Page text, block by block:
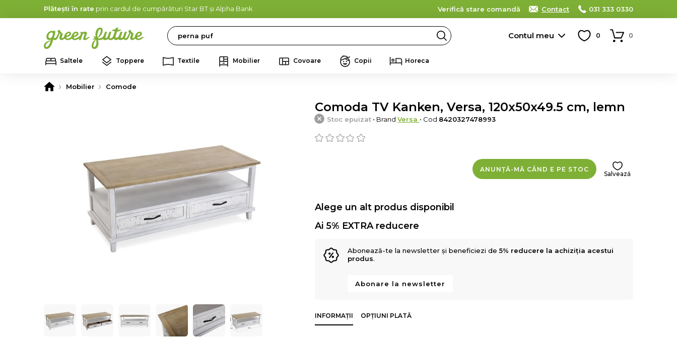
Plătești în rate prin cardul de cumpărături Star BT și Alpha Bank Verifică stare comandă Contact 031 333 0330
Search Contul meu 0 0
Saltele Toppere Textile Mobilier Covoare Copii Horeca
Mobilier Comode
Comoda TV Kanken, Versa, 120x50x49.5 cm, lemn
Stoc epuizat • BrandVersa • Cod 8420327478993
ANUNȚĂ-MĂ CÂND E PE STOC
Salvează
Alege un alt produs disponibil
Ai 5% EXTRA reducere
Abonează-te la newsletter și beneficiezi de5% reducere la achiziția acestui
produs.
Abonare la newsletter
INFORMAȚII OPȚIUNI PLATĂ